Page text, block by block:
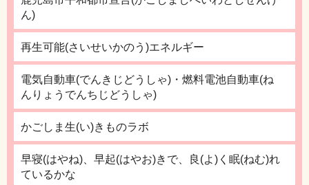
ん)
再生可能(さいせいかのう)エネルギー
電気自動車(でんきじどうしゃ)・燃料電池自動車(ね
んりょうでんちじどうしゃ)
かごしま生(い)きものラボ
早寝(はやね)、早起(はやお)きで、良(よ)く眠(ねむ)れ
ているかな